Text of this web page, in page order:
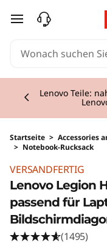
zum Hauptinhalt
Lenovo Teile:
Startseite > Accessories
> Notebook-Rucksack
VERSANDFERTIG
Lenovo Legion
passend für
(1495)